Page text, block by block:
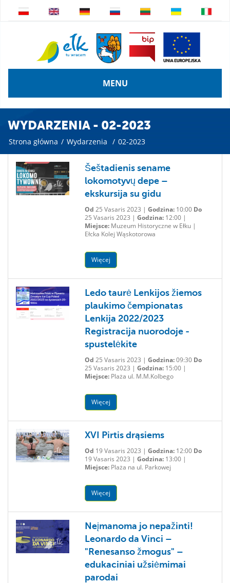
MENU
WYDARZENIA - 02-2023
Strona główna / Wydarzenia / 02-2023
Šeštadienis sename
lokomotyvų depe –
ekskursija su gidu
Od 25 Vasaris 2023 | Godzina:10:00 Do
25 Vasaris 2023 | Godzina:12:00 |
Miejsce:Muzeum Historyczne w Ełku |
Ełcka Kolej Wąskotorowa
Więcej
Ledo taurė Lenkijos žiemos
plaukimo čempionatas
Lenkija 2022/2023
Registracija nuorodoje -
spustelėkite
Od 25 Vasaris 2023 | Godzina:09:30 Do
25 Vasaris 2023 | Godzina:15:00 |
Miejsce:Plaża ul. M.M.Kolbego
Więcej
XVI Pirtis drąsiems
Od 19 Vasaris 2023 | Godzina:12:00 Do
19 Vasaris 2023 | Godzina:13:00 |
Miejsce:Plaża na ul. Parkowej
Więcej
Neįmanoma jo nepažinti!
Leonardo da Vinci –
"Renesanso žmogus" –
edukaciniai užsiėmimai
parodai